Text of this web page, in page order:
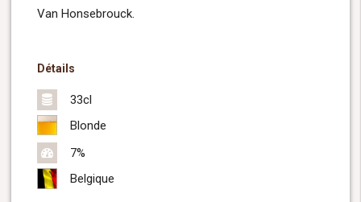
Van Honsebrouck.
Détails
33cl
Blonde
7%
Belgique